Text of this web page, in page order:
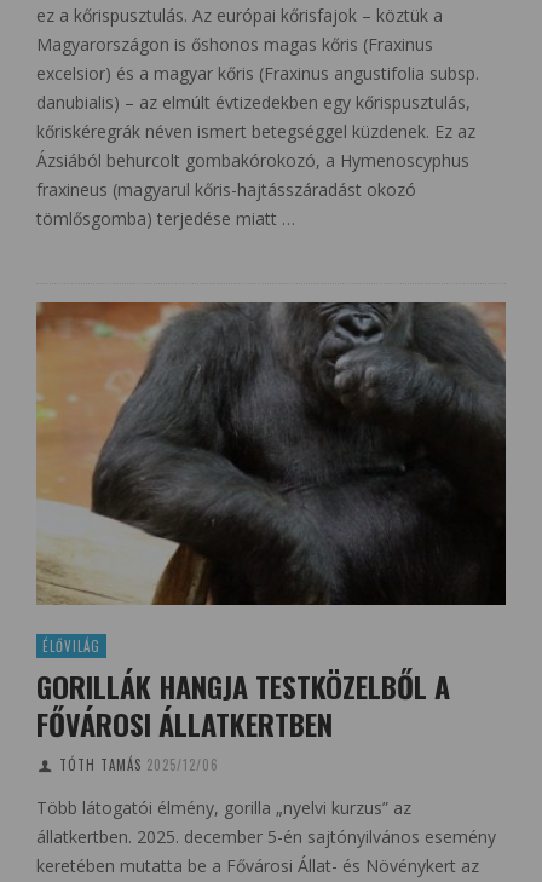
ez a kőrispusztulás. Az európai kőrisfajok – köztük a
Magyarországon is őshonos magas kőris (Fraxinus
excelsior) és a magyar kőris (Fraxinus angustifolia subsp.
danubialis) – az elmúlt évtizedekben egy kőrispusztulás,
kőriskéregrák néven ismert betegséggel küzdenek. Ez az
Ázsiából behurcolt gombakórokozó, a Hymenoscyphus
fraxineus (magyarul kőris-hajtásszáradást okozó
tömlősgomba) terjedése miatt …
ÉLŐVILÁG
GORILLÁK HANGJA TESTKÖZELBŐL A
FŐVÁROSI ÁLLATKERTBEN
TÓTH TAMÁS 2025/12/06
Több látogatói élmény, gorilla „nyelvi kurzus” az
állatkertben. 2025. december 5-én sajtónyilvános esemény
keretében mutatta be a Fővárosi Állat- és Növénykert az